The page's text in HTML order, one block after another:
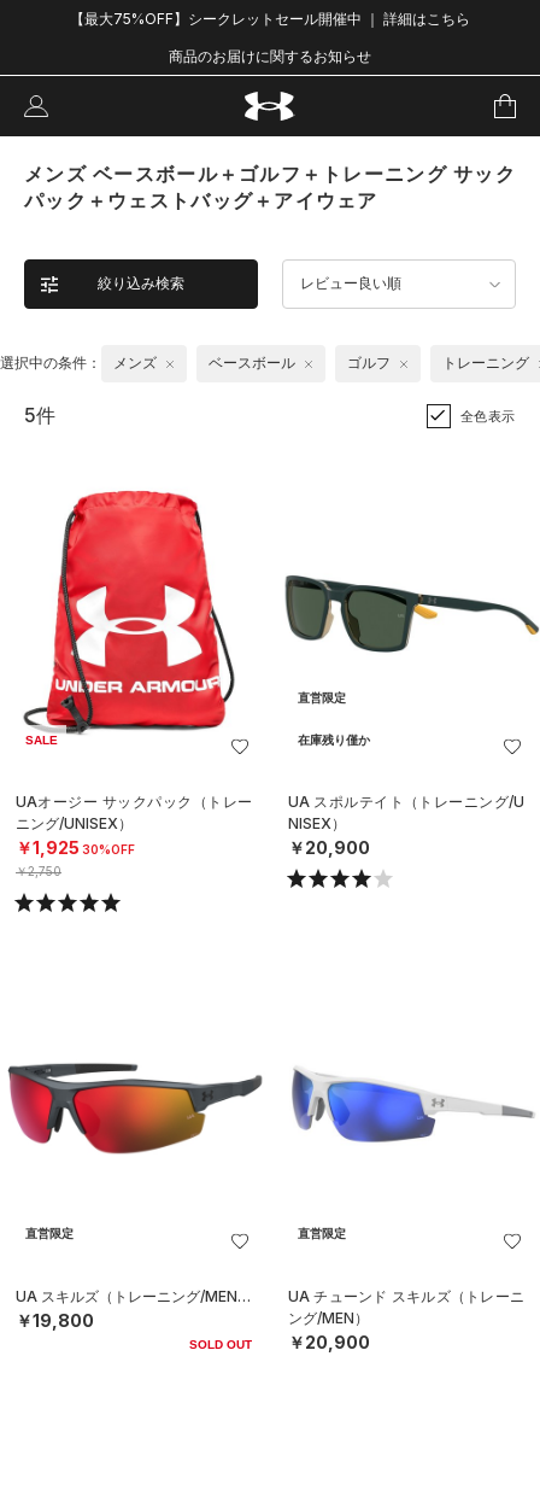
【最大75%OFF】シークレットセール開催中 ｜ 詳細はこちら
商品のお届けに関するお知らせ
メンズ ベースボール＋ゴルフ＋トレーニング サック
パック＋ウェストバッグ＋アイウェア
絞り込み検索 レビュー良い順
選択中の条件： メンズ ベースボール ゴルフ トレーニング
5件 全色表示
SALE
UAオージー サックパック（トレー
ニング/UNISEX）
￥1,925 30%OFF
￥2,750
直営限定
在庫残り僅か
UA スポルテイト（トレーニング/U
NISEX）
￥20,900
直営限定
UA スキルズ（トレーニング/MEN）
￥19,800
SOLD OUT
直営限定
UA チューンド スキルズ（トレーニ
ング/MEN）
￥20,900